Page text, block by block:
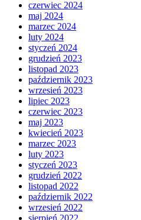
czerwiec 2024
maj 2024
marzec 2024
luty 2024
styczeń 2024
grudzień 2023
listopad 2023
październik 2023
wrzesień 2023
lipiec 2023
czerwiec 2023
maj 2023
kwiecień 2023
marzec 2023
luty 2023
styczeń 2023
grudzień 2022
listopad 2022
październik 2022
wrzesień 2022
sierpień 2022